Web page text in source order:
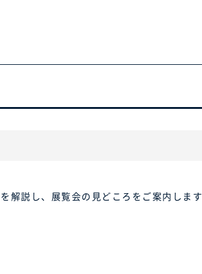
解説し、展覧会の見どころをご案内しま